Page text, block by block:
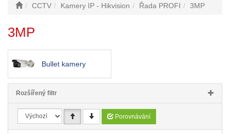
CCTV Kamery IP - Hikvision Řada PROFI 3MP
3MP
Bullet kamery
Rozšířený filtr
Porovnávání